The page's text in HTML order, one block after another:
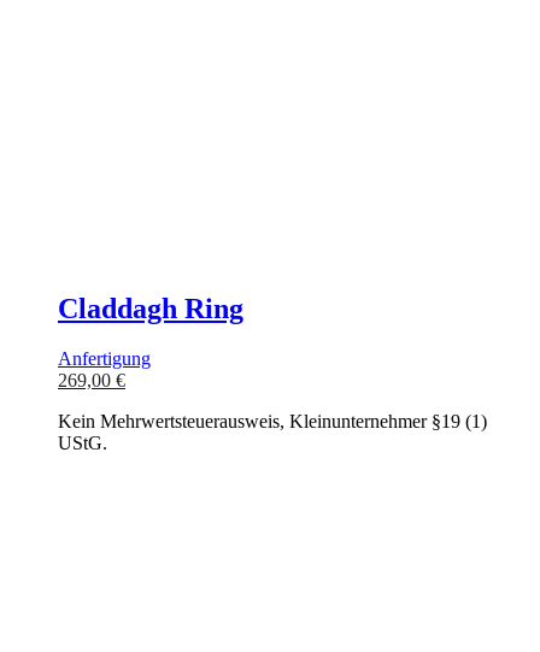
Claddagh Ring
Anfertigung
269,00 €
Kein Mehrwertsteuerausweis, Kleinunternehmer §19 (1)
UStG.